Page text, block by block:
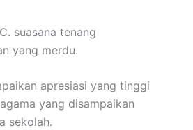
suasana tenang
yang merdu.
apresiasi yang tinggi
yang disampaikan
sekolah.